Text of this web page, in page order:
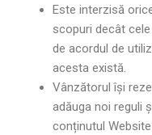
Este interzisă
scopuri decât
de acordul de
acesta există.
Vânzătorul își
adăuga noi reguli
conținutul